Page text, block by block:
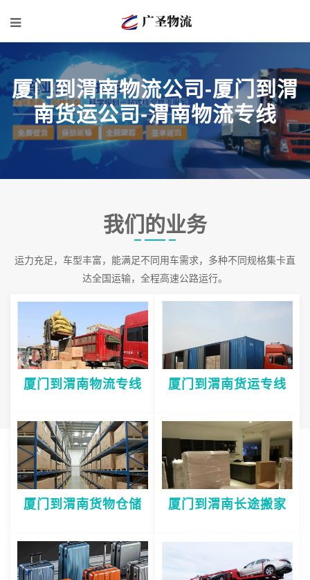
厦门到渭南物流公司-厦门到渭
南货运公司-渭南物流专线
我们的业务
运力充足，车型丰富，能满足不同用车需求，多种不同规格集卡直
达全国运输，全程高速公路运行。
厦门到渭南物流专线 厦门到渭南货运专线
厦门到渭南货物仓储 厦门到渭南长途搬家